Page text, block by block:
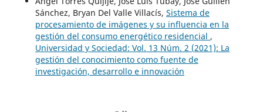
Sánchez, Bryan Del Valle Villacís, Sistema de
procesamiento de imágenes y su influencia en la
gestión del consumo energético residencial ,
Universidad y Sociedad: Vol. 13 Núm. 2 (2021): La
gestión del conocimiento como fuente de
investigación, desarrollo e innovación